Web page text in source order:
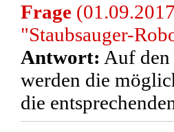
Frage
"Staubsauger-
Antwort: Auf den
werden die
die